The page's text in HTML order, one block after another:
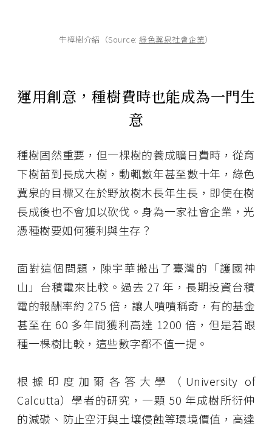
牛樟樹介紹（Source:綠色冀泉社會企業）
運用創意，種樹費時也能成為一門生
意
種樹固然重要，但一棵樹的養成曠日費時，從育
下樹苗到長成大樹，動輒數年甚至數十年，綠色
冀泉的目標又在於野放樹木長年生長，即使在樹
長成後也不會加以砍伐。身為一家社會企業，光
憑種樹要如何獲利與生存？
面對這個問題，陳宇華搬出了臺灣的「護國神
山」台積電來比較。過去 27 年，長期投資台積
電的報酬率約 275 倍，讓人嘖嘖稱奇，有的基金
甚至在 60 多年間獲利高達 1200 倍，但是若跟
種一棵樹比較，這些數字都不值一提。
根據印度加爾各答大學（University of
Calcutta）學者的研究，一顆 50 年成樹所衍伸
的減碳、防止空汙與土壤侵蝕等環境價值，高達